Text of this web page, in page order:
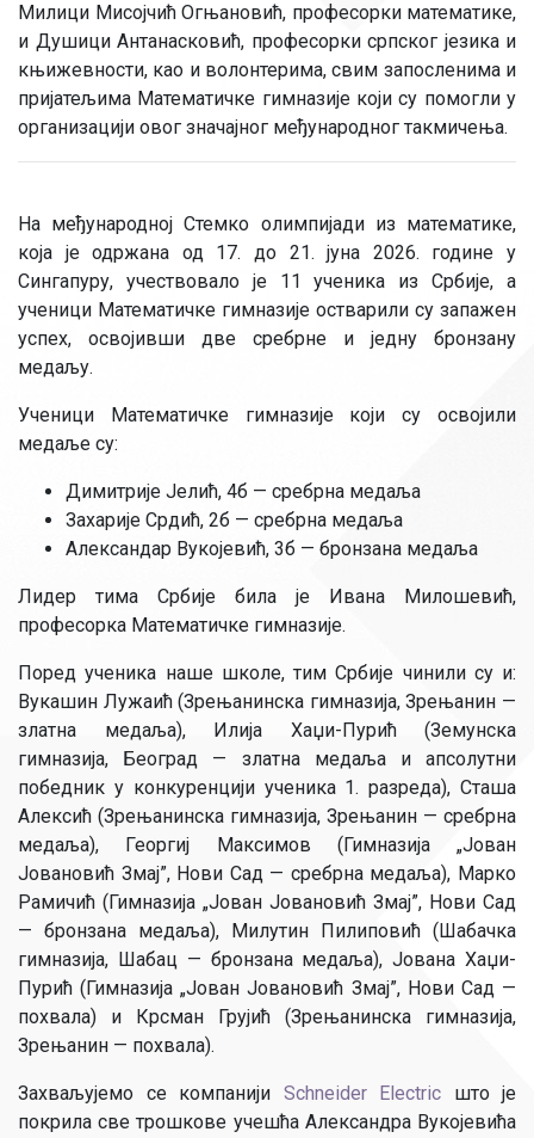
Милици Мисојчић Огњановић, професорки математике,
и Душици Антанасковић, професорки српског језика и
књижевности, као и волонтерима, свим запосленима и
пријатељима Математичке гимназије који су помогли у
организацији овог значајног међународног такмичења.
На међународној Стемко олимпијади из математике,
која је одржана од 17. до 21. јуна 2026. године у
Сингапуру, учествовало је 11 ученика из Србије, а
ученици Математичке гимназије остварили су запажен
успех, освојивши две сребрне и једну бронзану
медаљу.
Ученици Математичке гимназије који су освојили
медаље су:
Димитрије Јелић, 4б — сребрна медаља
Захарије Срдић, 2б — сребрна медаља
Александар Вукојевић, 3б — бронзана медаља
Лидер тима Србије била је Ивана Милошевић,
професорка Математичке гимназије.
Поред ученика наше школе, тим Србије чинили су и:
Вукашин Лужаић (Зрењанинска гимназија, Зрењанин —
златна медаља), Илија Хаџи-Пурић (Земунска
гимназија, Београд — златна медаља и апсолутни
победник у конкуренцији ученика 1. разреда), Сташа
Алексић (Зрењанинска гимназија, Зрењанин — сребрна
медаља), Георгиј Максимов (Гимназија „Јован
Јовановић Змај”, Нови Сад — сребрна медаља), Марко
Рамичић (Гимназија „Јован Јовановић Змај”, Нови Сад
— бронзана медаља), Милутин Пилиповић (Шабачка
гимназија, Шабац — бронзана медаља), Јована Хаџи-
Пурић (Гимназија „Јован Јовановић Змај”, Нови Сад —
похвала) и Крсман Грујић (Зрењанинска гимназија,
Зрењанин — похвала).
Захваљујемо се компанији Schneider Electric што је
покрила све трошкове учешћа Александра Вукојевића